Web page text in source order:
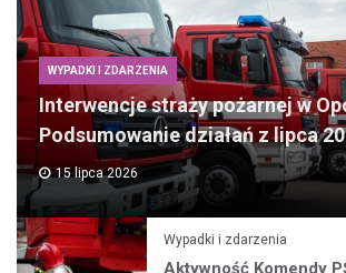
WYPADKI I ZDARZENIA
Interwencje straży pożarnej w
Podsumowanie działań z lipca
15 lipca 2026
Wypadki i zdarzenia
Aktywność Komendy